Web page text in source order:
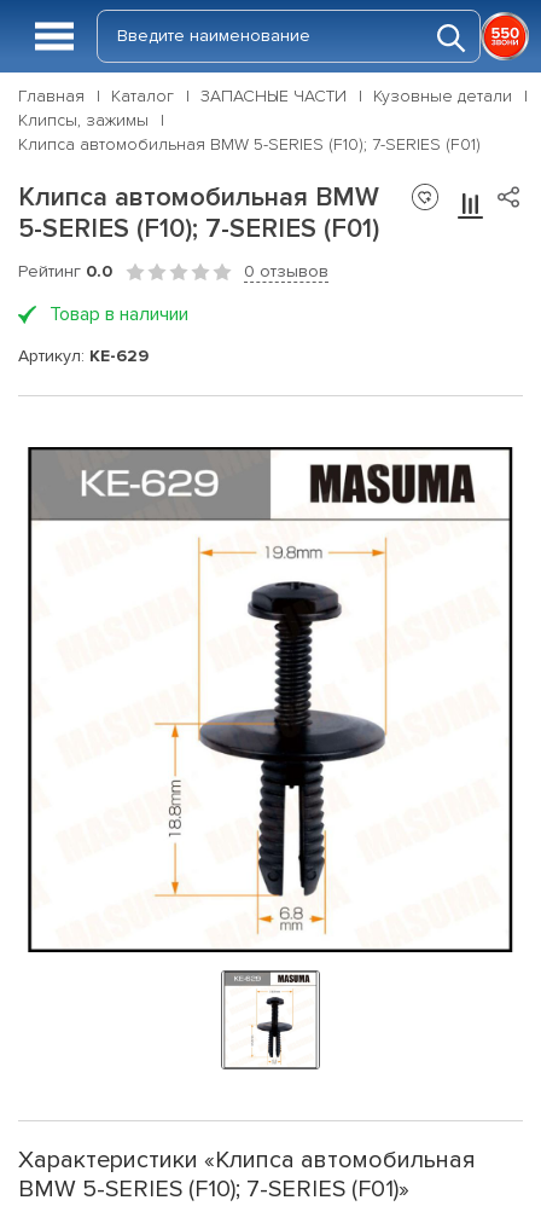
Главная Каталог ЗАПАСНЫЕ ЧАСТИ
Кузовные детали
Клипсы, зажимы
Клипса автомобильная BMW 5-SERIES (F10); 7-SERIES (F01)
Клипса автомобильная BMW
5-SERIES (F10); 7-SERIES (F01)
Рейтинг 0.0 0 отзывов
Товар в наличии
Артикул: KE-629
Характеристики «Клипса автомобильная
BMW 5-SERIES (F10); 7-SERIES (F01)»